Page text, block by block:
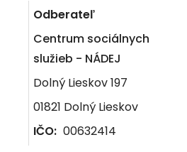
Odberateľ
Centrum sociálnych
služieb - NÁDEJ
Dolný Lieskov 197
01821 Dolný Lieskov
IČO: 00632414